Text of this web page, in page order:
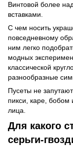
Винтовой более
вставками.
С чем носить
повседневному
ним легко
модных
классической
разнообразные
Пусеты не
пикси, каре,
лица.
Для какого
серьги-